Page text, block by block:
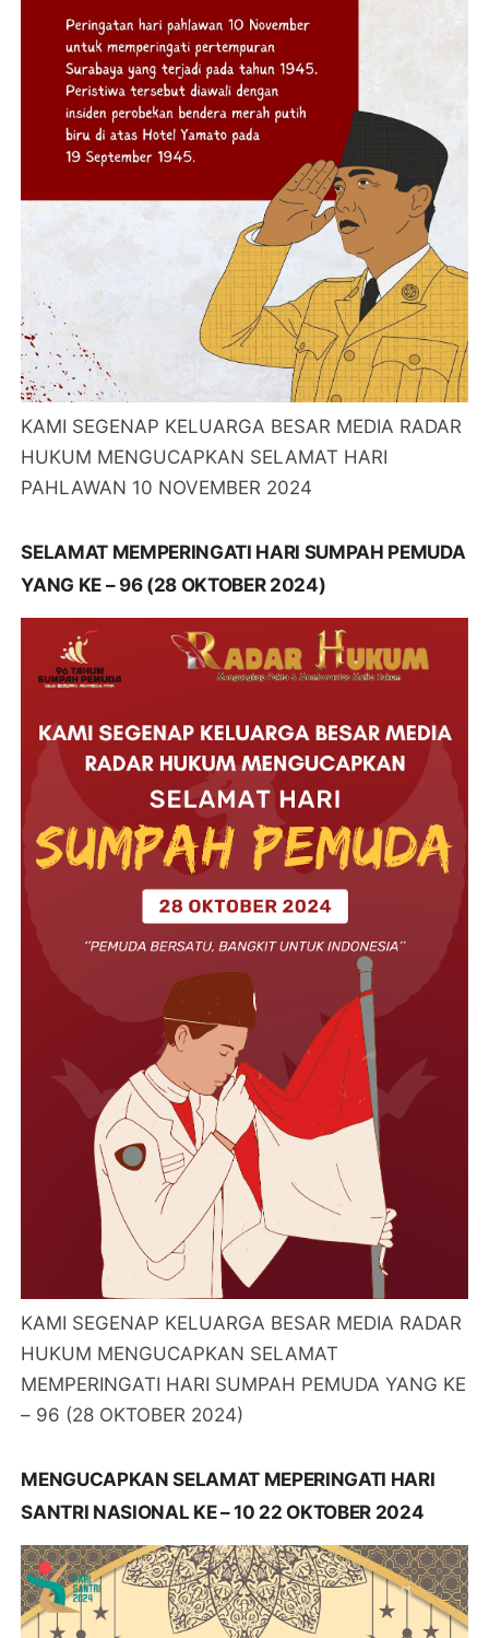
KAMI SEGENAP KELUARGA BESAR MEDIA RADAR
HUKUM MENGUCAPKAN SELAMAT HARI
PAHLAWAN 10 NOVEMBER 2024
SELAMAT MEMPERINGATI HARI SUMPAH PEMUDA
YANG KE – 96 (28 OKTOBER 2024)
KAMI SEGENAP KELUARGA BESAR MEDIA RADAR
HUKUM MENGUCAPKAN SELAMAT
MEMPERINGATI HARI SUMPAH PEMUDA YANG KE
– 96 (28 OKTOBER 2024)
MENGUCAPKAN SELAMAT MEPERINGATI HARI
SANTRI NASIONAL KE – 10 22 OKTOBER 2024